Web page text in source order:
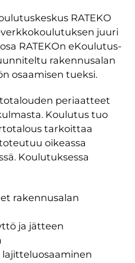
RATEKO
juuri
RATEKOn eKoulutus-
rakennusalan
osaamisen tueksi.
periaatteet
Koulutus tuo
tarkoittaa
oikeassa
Koulutuksessa
rakennusalan
ja jätteen